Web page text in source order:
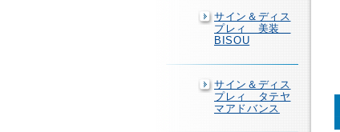
サイン＆ディス
プレィ 美装
BISOU
サイン＆ディス
プレィ タテヤ
マアドバンス